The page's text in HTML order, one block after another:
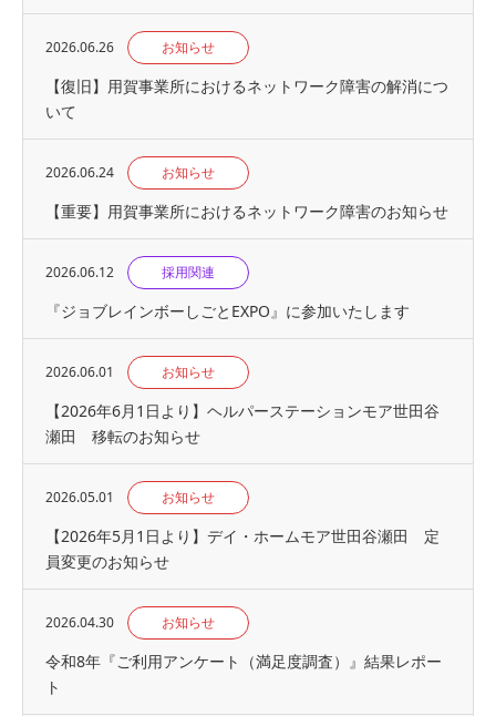
2026.06.26 お知らせ
【復旧】用賀事業所におけるネットワーク障害の解消につ
いて
2026.06.24 お知らせ
【重要】用賀事業所におけるネットワーク障害のお知らせ
2026.06.12 採用関連
『ジョブレインボーしごとEXPO』に参加いたします
2026.06.01 お知らせ
【2026年6月1日より】ヘルパーステーションモア世田谷
瀬田 移転のお知らせ
2026.05.01 お知らせ
【2026年5月1日より】デイ・ホームモア世田谷瀬田 定
員変更のお知らせ
2026.04.30 お知らせ
令和8年『ご利用アンケート（満足度調査）』結果レポー
ト